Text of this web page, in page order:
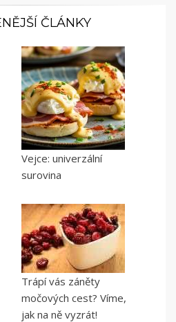
ČLÁNKY
Vejce: univerzální
surovina
Trápí vás záněty
močových cest? Víme,
jak na ně vyzrát!